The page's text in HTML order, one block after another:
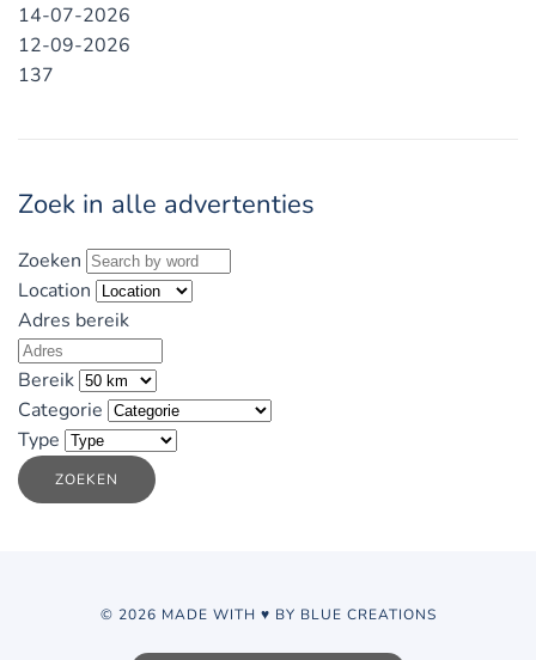
14-07-2026
12-09-2026
137
Zoek in alle advertenties
Zoeken
Location
Adres bereik
Bereik
Categorie
Type
ZOEKEN
© 2026 MADE WITH ♥ BY BLUE CREATIONS